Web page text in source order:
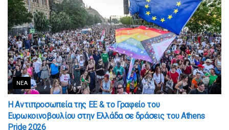
ΝΈΑ
Η Αντιπροσωπεία της ΕΕ & το Γραφείο του
Ευρωκοινοβουλίου στην Ελλάδα σε δράσεις του Athens
Pride 2026